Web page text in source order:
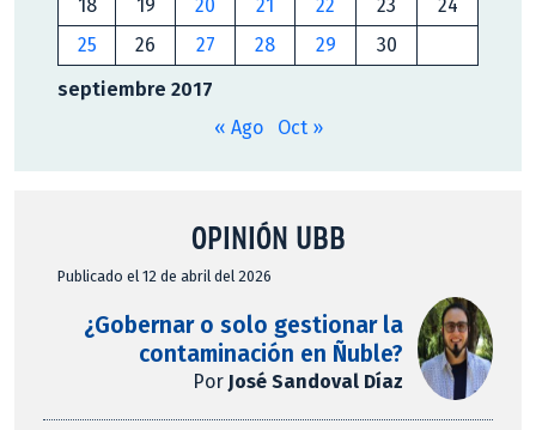
septiembre 2017
18
19 20 21 22 23
24
25
26 27 28 29 30
« Ago Oct »
OPINIÓN UBB
Publicado el 12 de abril del 2026
¿Gobernar o solo gestionar la
contaminación en Ñuble?
Por José Sandoval Díaz